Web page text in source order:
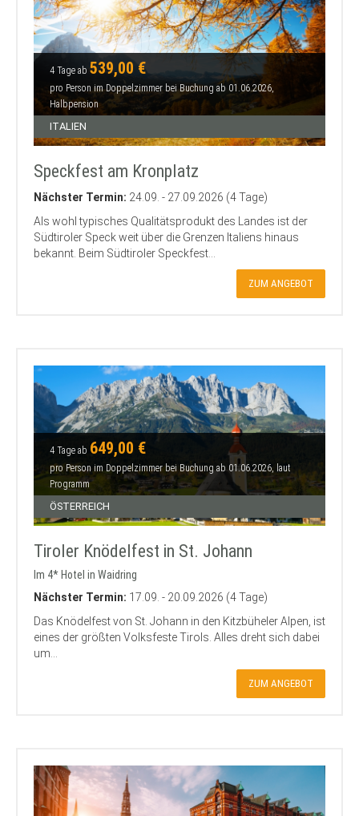
4 Tage ab 539,00 €
pro Person im Doppelzimmer bei Buchung ab 01.06.2026,
Halbpension
ITALIEN
Speckfest am Kronplatz
Nächster Termin: 24.09. - 27.09.2026 (4 Tage)
Als wohl typisches Qualitätsprodukt des Landes ist der
Südtiroler Speck weit über die Grenzen Italiens hinaus
bekannt. Beim Südtiroler Speckfest...
ZUM ANGEBOT
4 Tage ab 649,00 €
pro Person im Doppelzimmer bei Buchung ab 01.06.2026, laut
Programm
ÖSTERREICH
Tiroler Knödelfest in St. Johann
Im 4* Hotel in Waidring
Nächster Termin: 17.09. - 20.09.2026 (4 Tage)
Das Knödelfest von St. Johann in den Kitzbüheler Alpen, ist
eines der größten Volksfeste Tirols. Alles dreht sich dabei
um...
ZUM ANGEBOT